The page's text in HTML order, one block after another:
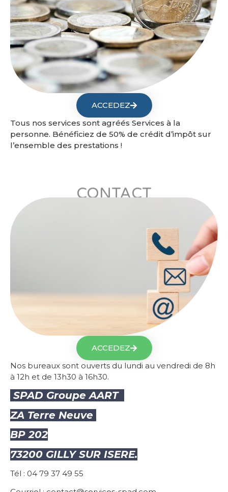
ACCEDEZ
Tous nos services sont agréés Services à la
personne. Bénéficiez de 50% de crédit d’impôt sur
l’ensemble des prestations !
CONTACT
ACCEDEZ
Nos bureaux sont ouverts du lundi au vendredi de 8h
à 12h et de 13h30 à 16h30.
SPAD Groupe AART
ZA Terre Neuve
BP 202
73200 GILLY SUR ISERE.
Tél : 04 79 37 49 55